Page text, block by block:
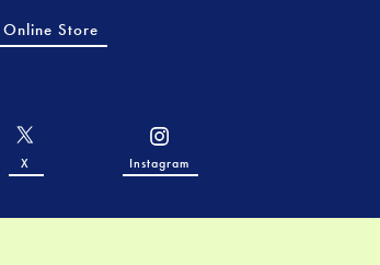
Online Store
X Instagram